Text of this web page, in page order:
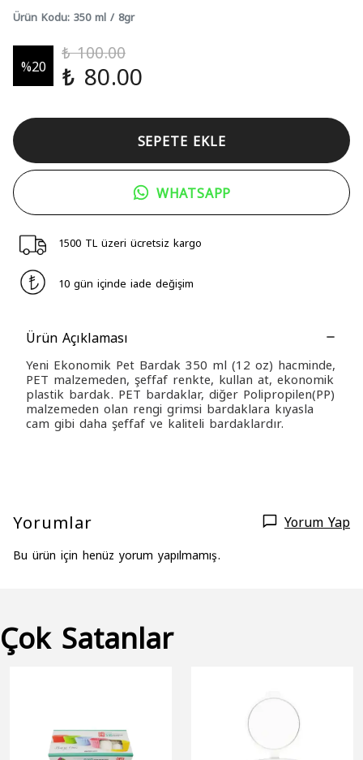
Ürün Kodu: 350 ml / 8gr
%20
₺ 100.00
₺ 80.00
SEPETE EKLE
WHATSAPP
1500 TL üzeri ücretsiz kargo
10 gün içinde iade değişim
Ürün Açıklaması
Yeni Ekonomik Pet Bardak 350 ml (12 oz) hacminde,
PET malzemeden, şeffaf renkte, kullan at, ekonomik
plastik bardak. PET bardaklar, diğer Polipropilen(PP)
malzemeden olan rengi grimsi bardaklara kıyasla
cam gibi daha şeffaf ve kaliteli bardaklardır.
Yorumlar Yorum Yap
Bu ürün için henüz yorum yapılmamış.
Çok Satanlar